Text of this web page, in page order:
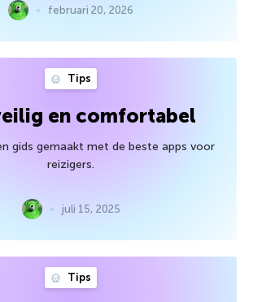
februari 20, 2026
Tips
en comfortabel
gids gemaakt met de beste apps voor
reizigers.
juli 15, 2025
Tips